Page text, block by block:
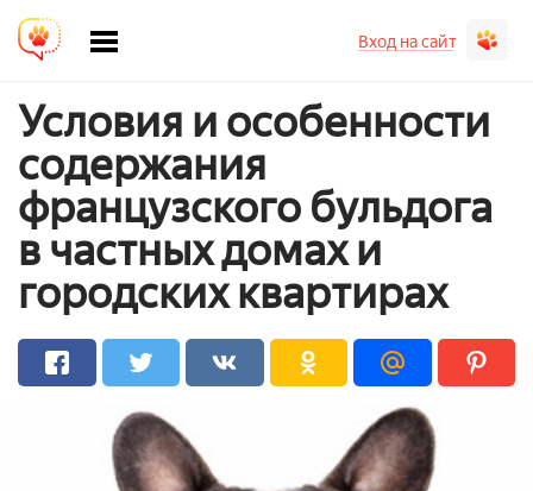
Вход на сайт
Условия и особенности
содержания
французского бульдога
в частных домах и
городских квартирах